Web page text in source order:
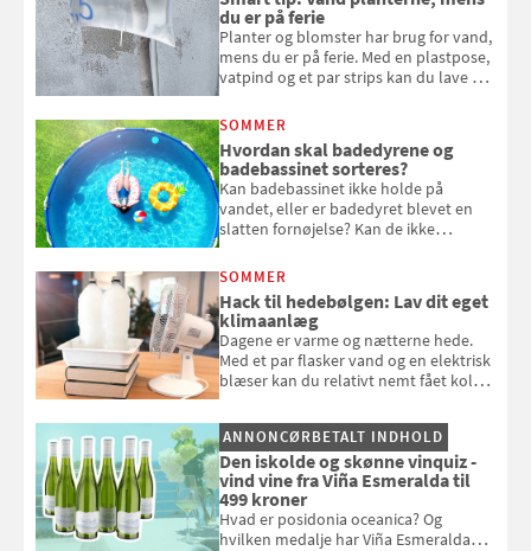
du er på ferie
Planter og blomster har brug for vand,
mens du er på ferie. Med en plastpose,
vatpind og et par strips kan du lave dit
at bede naboen om at vande eller
komme hjem til døde planter
SOMMER
Hvordan skal badedyrene og
badebassinet sorteres?
Kan badebassinet ikke holde på
vandet, eller er badedyret blevet en
slatten fornøjelse? Kan de ikke
opmærksom, når du smider
badebassinet eller et badedyr ud
SOMMER
Hack til hedebølgen: Lav dit eget
klimaanlæg
Dagene er varme og nætterne hede.
Med et par flasker vand og en elektrisk
blæser kan du relativt nemt fået koldt
og se, hvordan du gør
ANNONCØRBETALT INDHOLD
Den iskolde og skønne vinquiz -
vind vine fra Viña Esmeralda til
499 kroner
Hvad er posidonia oceanica? Og
hvilken medalje har Viña Esmeralda